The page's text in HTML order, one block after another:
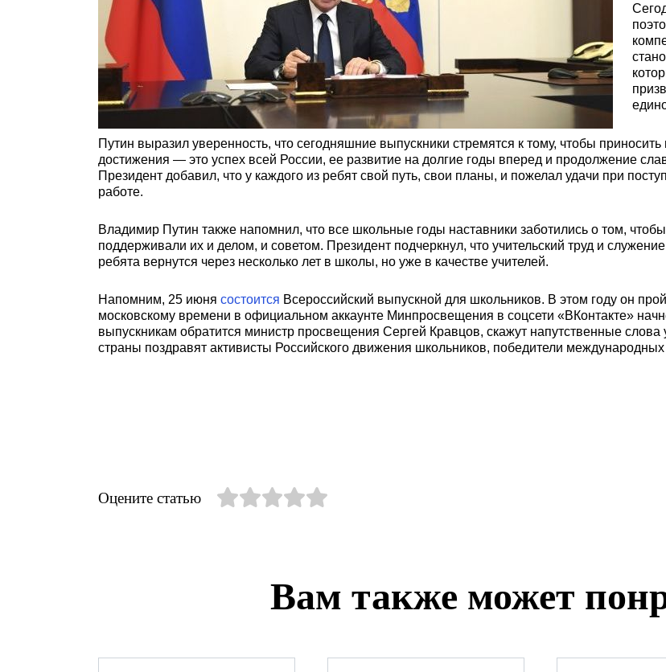
Путин выразил уверенность, что сегодняшние выпускники стремятся к тому, чтобы
достижения — это успех всей России, ее развитие на долгие годы вперед и продолжение
Президент добавил, что у каждого из ребят свой путь, свои планы, и пожелал удачи при
работе.
Владимир Путин также напомнил, что все школьные годы наставники заботились о том,
поддерживали их и делом, и советом. Президент подчеркнул, что учительский труд и
ребята вернутся через несколько лет в школы, но уже в качестве учителей.
Напомним, 25 июня состоится Всероссийский выпускной для школьников. В этом году он
московскому времени в официальном аккаунте Минпросвещения в соцсети «ВКонтакте»
выпускникам обратится министр просвещения Сергей Кравцов, скажут напутственные слова
страны поздравят активисты Российского движения школьников, победители
Оцените статью
Вам также может